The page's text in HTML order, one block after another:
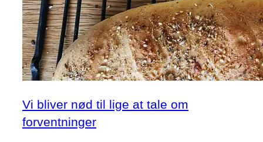
Vi bliver nød til lige at tale om
forventninger